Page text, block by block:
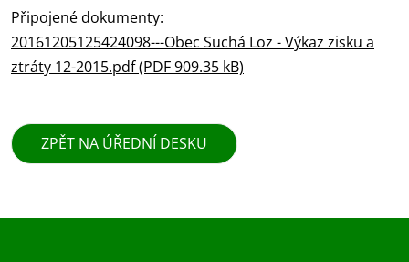
Připojené dokumenty:
20161205125424098---Obec Suchá Loz - Výkaz zisku a
ztráty 12-2015.pdf (PDF 909.35 kB)
ZPĚT NA ÚŘEDNÍ DESKU